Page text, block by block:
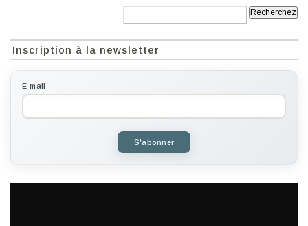
Inscription à la newsletter
E-mail
S'abonner